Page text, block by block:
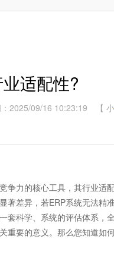
适配性?
2025/09/16 10:23:19 【 小
力的核心工具，其行业适
著差异，若ERP系统无法精
套科学、系统的评估体系，
重要的意义。那么您知道如